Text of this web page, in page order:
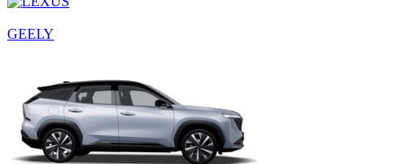
GEELY